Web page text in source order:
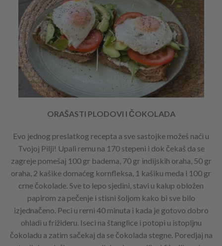
ORAŠASTI PLODOVI I ČOKOLADA
Evo jednog preslatkog recepta a sve sastojke možeš naći u
Tvojoj Pilji! Upali rernu na 170 stepeni i dok čekaš da se
zagreje pomešaj 100 gr badema, 70 gr indijskih oraha, 50 gr
oraha, 2 kašike domaćeg kornfleksa, 1 kašiku meda i 100 gr
crne čokolade. Sve to lepo sjedini, stavi u kalup obložen
papirom za pečenje i stisni šoljom kako bi sve bilo
izjednačeno. Peci u rerni 40 minuta i kada je gotovo dobro
ohladi u frižideru. Iseci na štanglice i potopi u istopljnu
čokoladu a zatim sačekaj da se čokolada stegne. Poredjaj na